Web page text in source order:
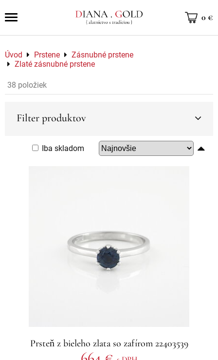
0 €
Úvod Prstene
Zásnubné prstene
Zlaté zásnubné prstene
38 položiek
Filter produktov
Iba skladom
Prsteň z bieleho zlata so zafírom 22403539